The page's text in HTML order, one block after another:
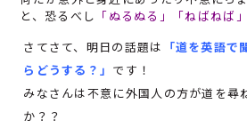
と、恐るべし 「ぬるぬる」「ねばねば」
さてさて、明日の話題は 「道を英語
らどうする？」 です！
みなさんは不意に外国人の方が道を尋
か？？